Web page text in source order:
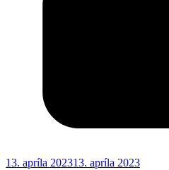
13. apríla 202313. apríla 2023